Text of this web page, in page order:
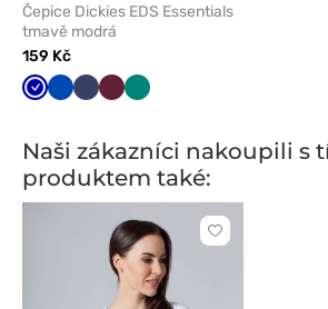
Čepice Dickies EDS Essentials
tmavě modrá
159 Kč
TmavěKrálovsky
Námořnická
Třešňová
Zelená
Naši zákazníci nakoupili s
produktem také:
Kliknutím